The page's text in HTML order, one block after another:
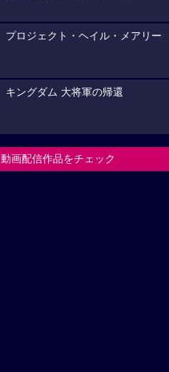
プロジェクト・ヘイル・メアリー
キングダム 大将軍の帰還
動画配信作品をチェック